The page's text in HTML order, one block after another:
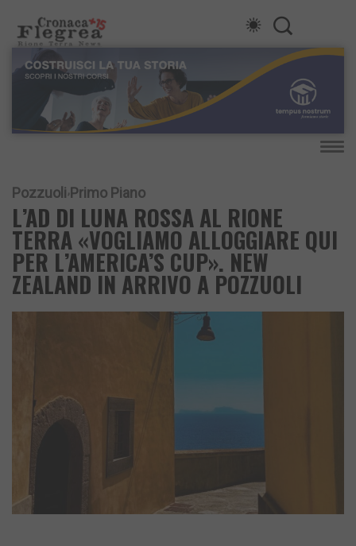
Pozzuoli Primo Piano
L’AD DI LUNA ROSSA AL RIONE
TERRA «VOGLIAMO ALLOGGIARE QUI
PER L’AMERICA’S CUP». NEW
ZEALAND IN ARRIVO A POZZUOLI